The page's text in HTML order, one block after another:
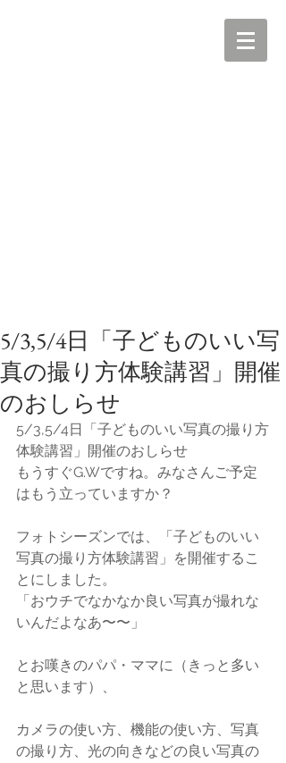
5/3,5/4日「子どものいい写
真の撮り方体験講習」開催
のおしらせ
5/3,5/4日「子どものいい写真の撮り方
体験講習」開催のおしらせ
もうすぐG.Wですね。みなさんご予定
はもう立っていますか？
フォトシーズンでは、「子どものいい
写真の撮り方体験講習」を開催するこ
とにしました。
「おウチでなかなか良い写真が撮れな
いんだよなあ〜〜」
とお嘆きのパパ・ママに（きっと多い
と思います）、
カメラの使い方、機能の使い方、写真
の撮り方、光の向きなどの良い写真の